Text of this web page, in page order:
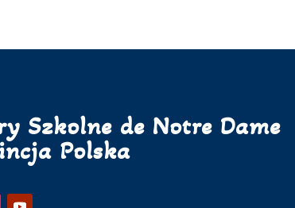
Szkolne de Notre Dame
Polska